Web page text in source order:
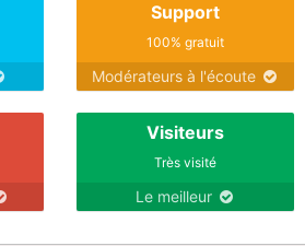
Support
100% gratuit
Modérateurs à l'écoute
Visiteurs
Très visité
Le meilleur